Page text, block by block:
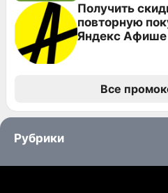
Получить
повторную
Яндекс Афише
Все
Рубрики